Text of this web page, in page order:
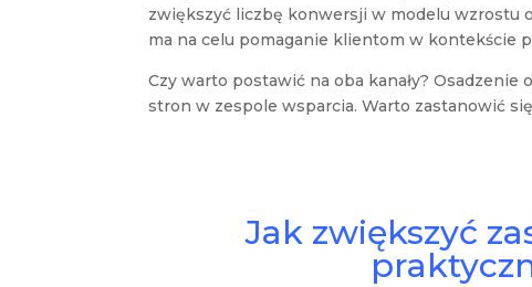
zwiększyć liczbę konwersji w modelu wzrostu
ma na celu pomaganie klientom w kontekście
Czy warto postawić na oba kanały?
stron w zespole wsparcia. Warto zastanowić
Jak zwiększyć